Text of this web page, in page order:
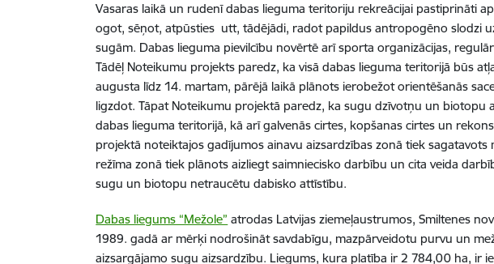
Vasaras laikā un rudenī dabas lieguma teritoriju rekreācijai pastiprināti
ogot, sēņot, atpūsties utt, tādējādi, radot papildus antropogēno slodzi
sugām. Dabas lieguma pievilcību novērtē arī sporta organizācijas,
Tādēļ Noteikumu projekts paredz, ka visā dabas lieguma teritorijā būs
augusta līdz 14. martam, pārējā laikā plānots ierobežot orientēšanās
ligzdot. Tāpat Noteikumu projektā paredz, ka sugu dzīvotņu un biotopu
dabas lieguma teritorijā, kā arī galvenās cirtes, kopšanas cirtes un
projektā noteiktajos gadījumos ainavu aizsardzības zonā tiek sagatavots
režīma zonā tiek plānots aizliegt saimniecisko darbību un cita veida
sugu un biotopu netraucētu dabisko attīstību.
Dabas liegums “Mežole” atrodas Latvijas ziemeļaustrumos, Smiltenes
1989. gadā ar mērķi nodrošināt savdabīgu, mazpārveidotu purvu un
aizsargājamo sugu aizsardzību. Liegums, kura platība ir 2 784,00 ha, ir